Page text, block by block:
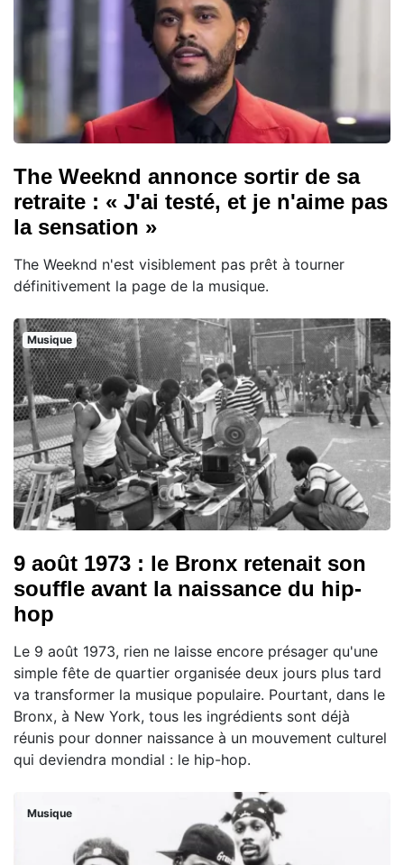
The Weeknd annonce sortir de sa
retraite : « J'ai testé, et je n'aime pas
la sensation »
The Weeknd n'est visiblement pas prêt à tourner
définitivement la page de la musique.
Musique
9 août 1973 : le Bronx retenait son
souffle avant la naissance du hip-
hop
Le 9 août 1973, rien ne laisse encore présager qu'une
simple fête de quartier organisée deux jours plus tard
va transformer la musique populaire. Pourtant, dans le
Bronx, à New York, tous les ingrédients sont déjà
réunis pour donner naissance à un mouvement culturel
qui deviendra mondial : le hip-hop.
Musique